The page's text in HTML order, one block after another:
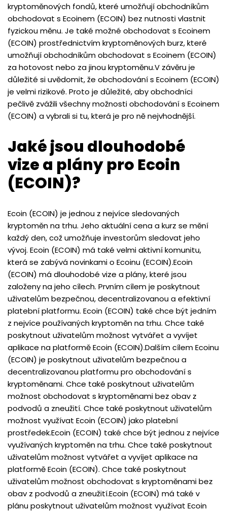
kryptoměnových fondů, které umožňují obchodníkům
obchodovat s Ecoinem (ECOIN) bez nutnosti vlastnit
fyzickou měnu. Je také možné obchodovat s Ecoinem
(ECOIN) prostřednictvím kryptoměnových burz, které
umožňují obchodníkům obchodovat s Ecoinem (ECOIN)
za hotovost nebo za jinou kryptoměnu.V závěru je
důležité si uvědomit, že obchodování s Ecoinem (ECOIN)
je velmi rizikové. Proto je důležité, aby obchodníci
pečlivě zvážili všechny možnosti obchodování s Ecoinem
(ECOIN) a vybrali si tu, která je pro ně nejvhodnější.
Jaké jsou dlouhodobé
vize a plány pro Ecoin
(ECOIN)?
Ecoin (ECOIN) je jednou z nejvíce sledovaných
kryptoměn na trhu. Jeho aktuální cena a kurz se mění
každý den, což umožňuje investorům sledovat jeho
vývoj. Ecoin (ECOIN) má také velmi aktivní komunitu,
která se zabývá novinkami o Ecoinu (ECOIN).Ecoin
(ECOIN) má dlouhodobé vize a plány, které jsou
založeny na jeho cílech. Prvním cílem je poskytnout
uživatelům bezpečnou, decentralizovanou a efektivní
platební platformu. Ecoin (ECOIN) také chce být jedním
z nejvíce používaných kryptoměn na trhu. Chce také
poskytnout uživatelům možnost vytvářet a vyvíjet
aplikace na platformě Ecoin (ECOIN).Dalším cílem Ecoinu
(ECOIN) je poskytnout uživatelům bezpečnou a
decentralizovanou platformu pro obchodování s
kryptoměnami. Chce také poskytnout uživatelům
možnost obchodovat s kryptoměnami bez obav z
podvodů a zneužití. Chce také poskytnout uživatelům
možnost využívat Ecoin (ECOIN) jako platební
prostředek.Ecoin (ECOIN) také chce být jednou z nejvíce
využívaných kryptoměn na trhu. Chce také poskytnout
uživatelům možnost vytvářet a vyvíjet aplikace na
platformě Ecoin (ECOIN). Chce také poskytnout
uživatelům možnost obchodovat s kryptoměnami bez
obav z podvodů a zneužití.Ecoin (ECOIN) má také v
plánu poskytnout uživatelům možnost využívat Ecoin